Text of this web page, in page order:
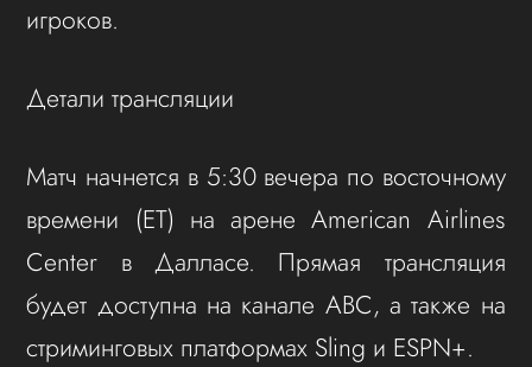
игроков.
Детали трансляции
Матч начнется в 5:30 вечера по восточному
времени (ET) на арене American Airlines
Center в Далласе. Прямая трансляция
будет доступна на канале ABC, а также на
стриминговых платформах Sling и ESPN+.